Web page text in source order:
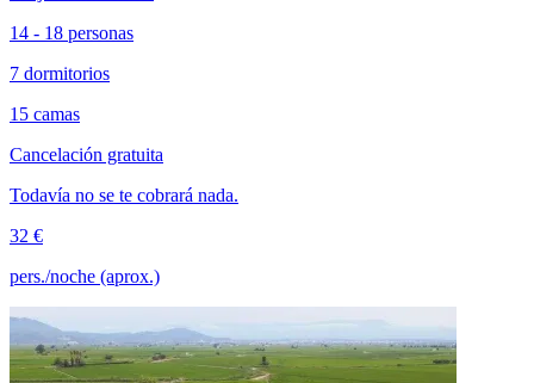
14 - 18 personas
7 dormitorios
15 camas
Cancelación gratuita
Todavía no se te cobrará nada.
32 €
pers./noche (aprox.)